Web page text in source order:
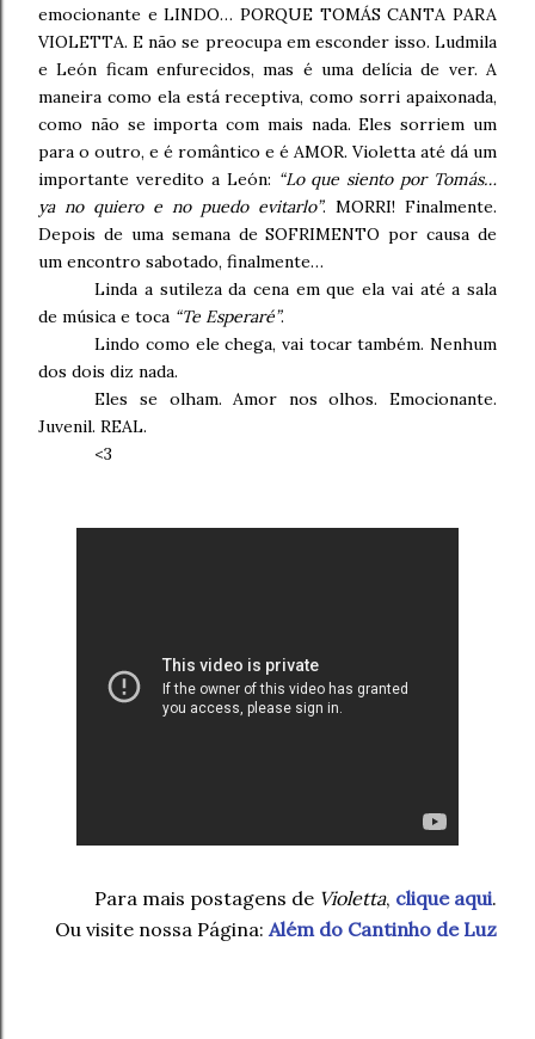
emocionante e LINDO… PORQUE TOMÁS CANTA PARA
VIOLETTA. E não se preocupa em esconder isso. Ludmila
e León ficam enfurecidos, mas é uma delícia de ver. A
maneira como ela está receptiva, como sorri apaixonada,
como não se importa com mais nada. Eles sorriem um
para o outro, e é romântico e é AMOR. Violetta até dá um
importante veredito a León: “Lo que siento por Tomás…
ya no quiero e no puedo evitarlo”. MORRI! Finalmente.
Depois de uma semana de SOFRIMENTO por causa de
um encontro sabotado, finalmente…
Linda a sutileza da cena em que ela vai até a sala
de música e toca “Te Esperaré”.
Lindo como ele chega, vai tocar também. Nenhum
dos dois diz nada.
Eles se olham. Amor nos olhos. Emocionante.
Juvenil. REAL.
<3
Para mais postagens de Violetta, clique aqui.
Ou visite nossa Página: Além do Cantinho de Luz